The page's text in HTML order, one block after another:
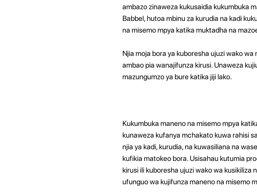
ambazo zinaweza kukusaidia kukumbuka
Babbel, hutoa mbinu za kurudia na kadi
na misemo mpya katika muktadha na
Njia moja bora ya kuboresha ujuzi wako
ambao pia wanajifunza kirusi. Unaweza
mazungumzo ya bure katika jiji lako.
Kukumbuka maneno na misemo mpya
kunaweza kufanya mchakato kuwa rahisi
njia ya kadi, kurudia, na kuwasiliana na
kufikia matokeo bora. Usisahau kutumia
kirusi ili kuboresha ujuzi wako wa kusikiliza
ufunguo wa kujifunza maneno na misemo